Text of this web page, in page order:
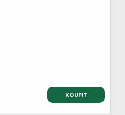
KOUPIT